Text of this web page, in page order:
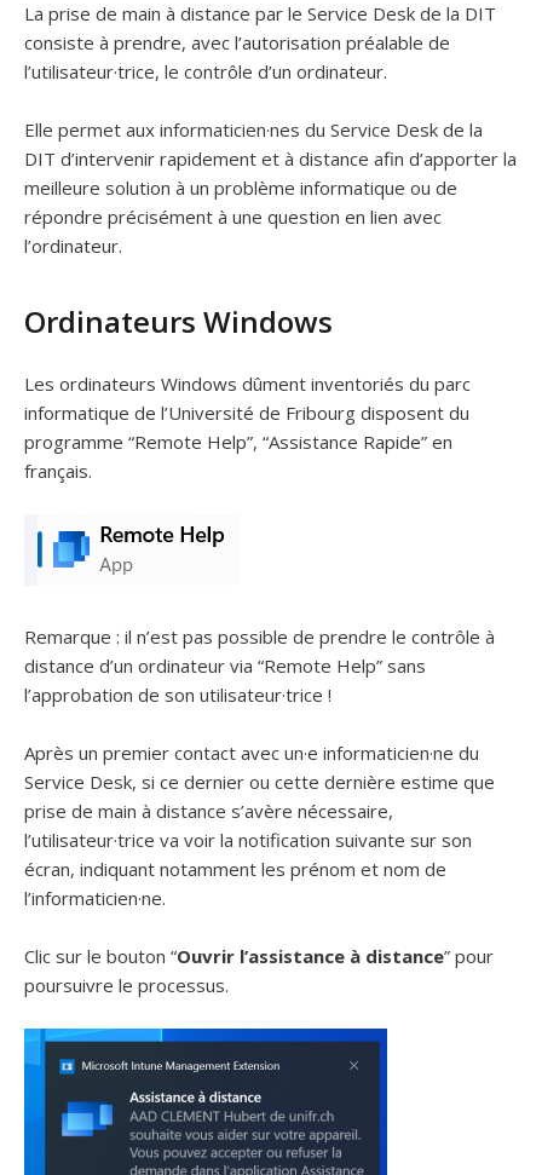
La prise de main à distance par le Service Desk de la DIT
consiste à prendre, avec l’autorisation préalable de
l’utilisateur·trice, le contrôle d’un ordinateur.
Elle permet aux informaticien·nes du Service Desk de la
DIT d’intervenir rapidement et à distance afin d’apporter la
meilleure solution à un problème informatique ou de
répondre précisément à une question en lien avec
l’ordinateur.
Ordinateurs Windows
Les ordinateurs Windows dûment inventoriés du parc
informatique de l’Université de Fribourg disposent du
programme “Remote Help”, “Assistance Rapide” en
français.
Remarque : il n’est pas possible de prendre le contrôle à
distance d’un ordinateur via “Remote Help” sans
l’approbation de son utilisateur·trice !
Après un premier contact avec un·e informaticien·ne du
Service Desk, si ce dernier ou cette dernière estime que
prise de main à distance s’avère nécessaire,
l’utilisateur·trice va voir la notification suivante sur son
écran, indiquant notamment les prénom et nom de
l’informaticien·ne.
Clic sur le bouton “Ouvrir l’assistance à distance” pour
poursuivre le processus.